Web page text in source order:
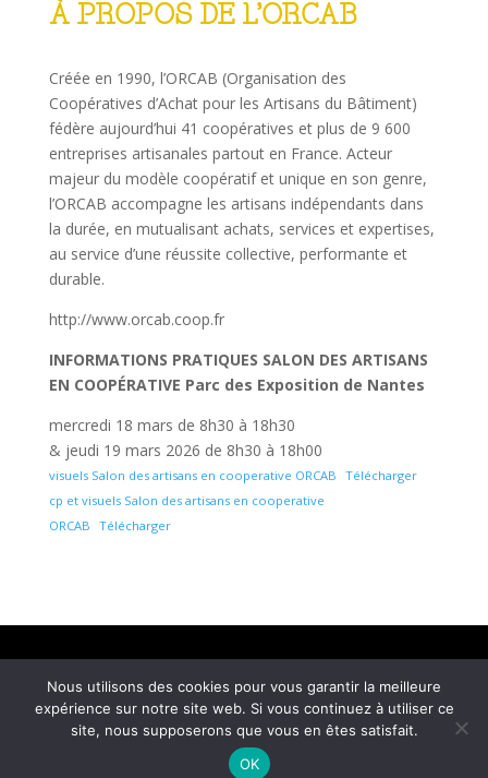
À PROPOS DE L’ORCAB
Créée en 1990, l’ORCAB (Organisation des
Coopératives d’Achat pour les Artisans du Bâtiment)
fédère aujourd’hui 41 coopératives et plus de 9 600
entreprises artisanales partout en France. Acteur
majeur du modèle coopératif et unique en son genre,
l’ORCAB accompagne les artisans indépendants dans
la durée, en mutualisant achats, services et expertises,
au service d’une réussite collective, performante et
durable.
http://www.orcab.coop.fr
INFORMATIONS PRATIQUES SALON DES ARTISANS
EN COOPÉRATIVE Parc des Exposition de Nantes
mercredi 18 mars de 8h30 à 18h30
& jeudi 19 mars 2026 de 8h30 à 18h00
visuels Salon des artisans en cooperative ORCAB
Télécharger
cp et visuels Salon des artisans en cooperative
ORCAB
Télécharger
© COM4 – Agence de relations media et social
media 2026 – Tous droits réservés | Réalisé par
Ultrasyd Informatique
Nous utilisons des cookies pour vous garantir la meilleure
expérience sur notre site web. Si vous continuez à utiliser ce
site, nous supposerons que vous en êtes satisfait.
OK